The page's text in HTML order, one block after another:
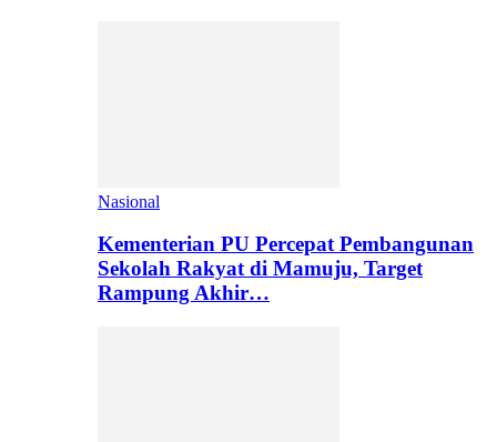
Nasional
Kementerian PU Percepat Pembangunan
Sekolah Rakyat di Mamuju, Target
Rampung Akhir…